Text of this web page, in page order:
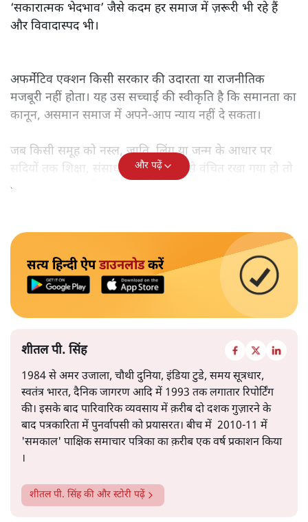
‘सकारात्मक भेदभाव’ जैसे कदम हर समाज में ज़रूरी भी रहे हैं
और विवादास्पद भी।
अफर्मेटिव एक्शन किसी सरकार की उदारता या राजनीतिक
मजबूरी नहीं होता। यह उस सच्चाई की स्वीकृति है कि समानता का
कानून, असमान समाज में अपने-आप न्याय नहीं दे सकता।
जब किसी समूह को नस्ल, जाति, लिंग या जन्म के आधार पर
सदियों तक शिक्षा, संसाधनों और सम्मान से वंचित रखा गया हो तो
केवल ‘सब बराबर हैं’ कह देने से स्थिति नहीं बदलती।
और पढ़ें
सत्य हिन्दी ऐपडाउनलोडकरें
शीतल पी. सिंह
1984 से अमर उजाला, चौथी दुनिया, इंडिया टुडे, समय सूत्रधार,
स्वतंत्र भारत, दैनिक जागरण आदि में 1993 तक लगातार रिपोर्टिंग
की। इसके बाद पारिवारिक व्यवसाय में क़रीब दो दशक गुज़ारने के
बाद पत्रकारिता में पुनर्वापसी को प्रयासरत। बीच में 2010-11 में
'समकाल' पाक्षिक समाचार पत्रिका का क़रीब एक वर्ष प्रकाशन किया
।
शीतल पी. सिंहकी और स्टोरी पढ़ें